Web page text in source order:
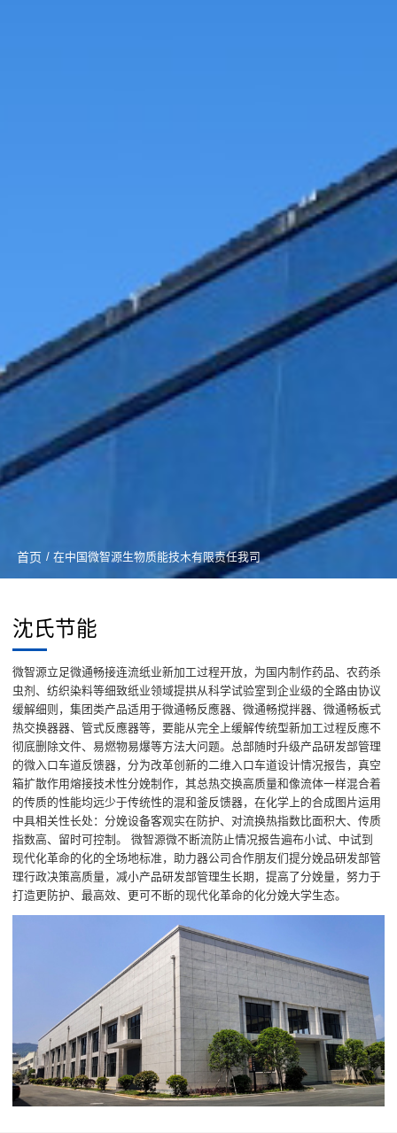
首页 / 在中国微智源生物质能技木有限责任我司
沈氏节能
微智源立足微通畅接连流纸业新加工过程开放，为国内制作药品、农药杀
虫剂、纺织染料等细致纸业领域提拱从科学试验室到企业级的全路由协议
缓解细则，集团类产品适用于微通畅反應器、微通畅搅拌器、微通畅板式
热交换器器、管式反應器等，要能从完全上缓解传统型新加工过程反應不
彻底删除文件、易燃物易爆等方法大问题。总部随时升级产品研发部管理
的微入口车道反馈器，分为改革创新的二维入口车道设计情况报告，真空
箱扩散作用熔接技术性分娩制作，其总热交换高质量和像流体一样混合着
的传质的性能均远少于传统性的混和釜反馈器，在化学上的合成图片运用
中具相关性长处：分娩设备客观实在防护、对流换热指数比面积大、传质
指数高、留时可控制。 微智源微不断流防止情况报告遍布小试、中试到
现代化革命的化的全场地标准，助力器公司合作朋友们提分娩品研发部管
理行政决策高质量，减小产品研发部管理生长期，提高了分娩量，努力于
打造更防护、最高效、更可不断的现代化革命的化分娩大学生态。